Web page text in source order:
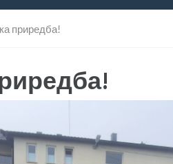
приредба!